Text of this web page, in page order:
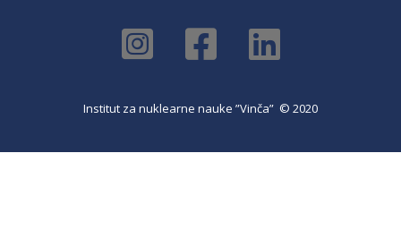
Institut za nuklearne nauke ”Vinča” © 2020